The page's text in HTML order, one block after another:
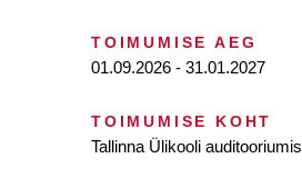
TOIMUMISE AEG
01.09.2026 - 31.01.2027
TOIMUMISE KOHT
Tallinna Ülikooli auditooriumis